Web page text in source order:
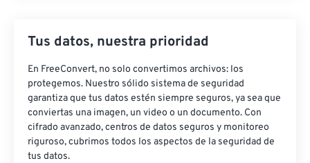
Tus datos, nuestra prioridad
En FreeConvert, no solo convertimos archivos: los
protegemos. Nuestro sólido sistema de seguridad
garantiza que tus datos estén siempre seguros, ya sea que
conviertas una imagen, un video o un documento. Con
cifrado avanzado, centros de datos seguros y monitoreo
riguroso, cubrimos todos los aspectos de la seguridad de
tus datos.